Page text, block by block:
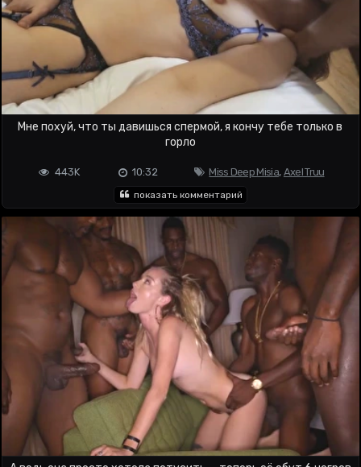
Мне похуй, что ты давишься спермой, я кончу тебе только в
горло
Miss Deep Misia, Axel Truu
10:32
443K
показать комментарий